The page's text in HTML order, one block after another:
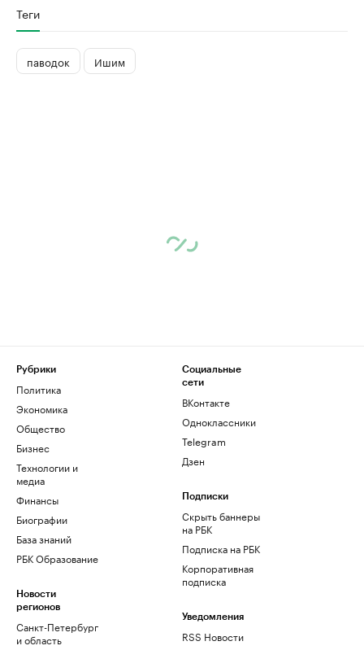
Теги
паводок Ишим
Рубрики
Политика
Экономика
Общество
Бизнес
Технологии и
медиа
Финансы
Биографии
База знаний
РБК Образование
Новости
регионов
Санкт-Петербург
и область
Социальные
сети
ВКонтакте
Одноклассники
Telegram
Дзен
Подписки
Скрыть баннеры
на РБК
Подписка на РБК
Корпоративная
подписка
Уведомления
RSS Новости